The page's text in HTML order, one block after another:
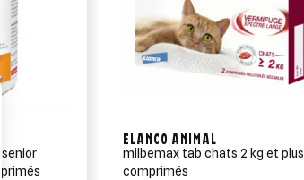
ELANCO ANIMAL
milbemax tab chats 2 kg et
comprimés